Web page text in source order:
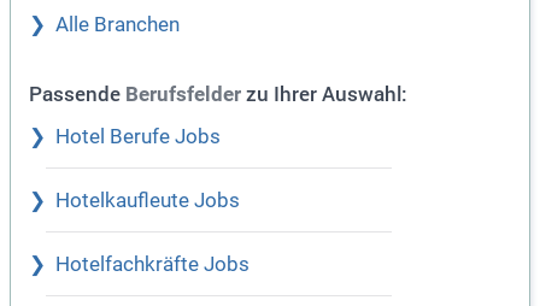
Alle Branchen
Passende Berufsfelder zu Ihrer Auswahl:
Hotel Berufe Jobs
Hotelkaufleute Jobs
Hotelfachkräfte Jobs